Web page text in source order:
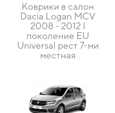
Коврики в салон
Dacia Logan MCV
2008 - 2012 I
поколение EU
Universal рест 7-ми
местная